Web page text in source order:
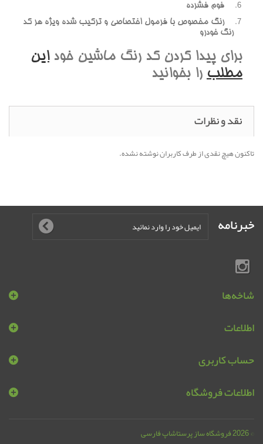
فوم فشرده
رنگ مخصوص با فرمول اختصاصي و ترکيب شده ويژه هر کد
رنگ خودرو
براي پيدا کردن کد رنگ ماشين خوداين
مطلب را بخوانيد
نقد و نظرات
تاکنون هیچ نقدی از طرف کاربران نوشته نشده.
خبرنامه
شاخه‌ها
اطلاعات
© 2026 فروشگاه ساز پرستاشاپ فارسی
حساب کاربری
اطلاعات فروشگاه